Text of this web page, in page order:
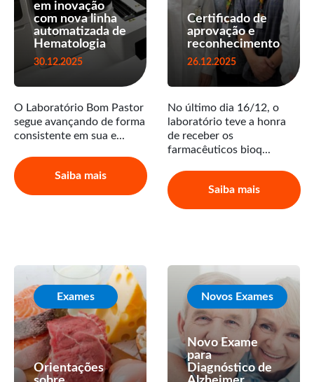
em inovação
com nova linha
automatizada de
Hematologia
30.12.2025
O Laboratório Bom Pastor
segue avançando de forma
consistente em sua e...
Saiba mais
Certificado de
aprovação e
reconhecimento
26.12.2025
No último dia 16/12, o
laboratório teve a honra
de receber os
farmacêuticos bioq...
Saiba mais
Exames
Orientações
Novos Exames
Novo Exame
para
Diagnóstico de